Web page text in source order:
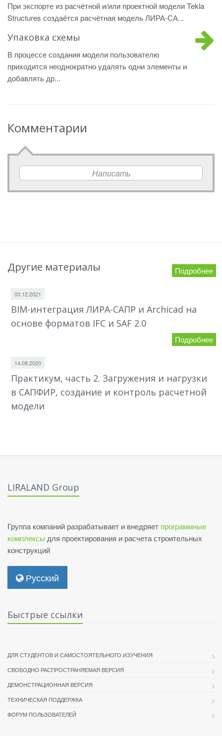
При экспорте из расчётной и/или проектной модели Tekla
Structures создаётся расчётная модель ЛИРА-СА...
Упаковка схемы
В процессе создания модели пользователю
приходится неоднократно удалять одни элементы и
добавлять др...
Комментарии
Написать
Другие материалы Подробнее
03.12.2021
BIM-интеграция ЛИРА-САПР и Archicad на
основе форматов IFC и SAF 2.0
Подробнее
14.08.2020
Практикум, часть 2. Загружения и нагрузки
в САПФИР, создание и контроль расчетной
модели
LIRALAND Group
Группа компаний разрабатывает и внедряет программные
комплексы для проектирования и расчета строительных
конструкций
Русский
Быстрые ссылки
ДЛЯ СТУДЕНТОВ И САМОСТОЯТЕЛЬНОГО ИЗУЧЕНИЯ
СВОБОДНО РАСПРОСТРАНЯЕМАЯ ВЕРСИЯ
ДЕМОНСТРАЦИОННАЯ ВЕРСИЯ
ТЕХНИЧЕСКАЯ ПОДДЕРЖКА
ФОРУМ ПОЛЬЗОВАТЕЛЕЙ